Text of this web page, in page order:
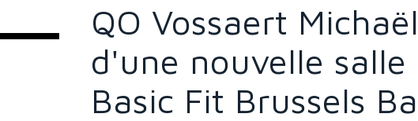
c
:
QO Vossaert
d'une nouvelle
Basic Fit Brussels